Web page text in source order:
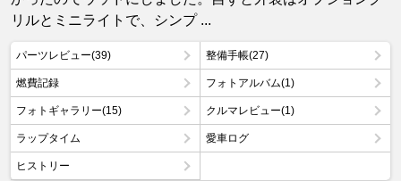
リルとミニライトで、シンプ ...
パーツレビュー(39) 整備手帳(27)
燃費記録 フォトアルバム(1)
フォトギャラリー(15) クルマレビュー(1)
ラップタイム 愛車ログ
ヒストリー